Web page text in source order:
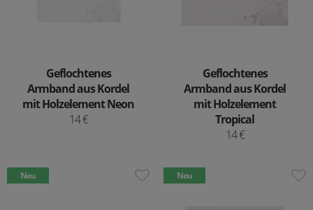
Geflochtenes
Armband aus Kordel
mit Holzelement Neon
14 €
Geflochtenes
Armband aus Kordel
mit Holzelement
Tropical
14 €
Neu Neu